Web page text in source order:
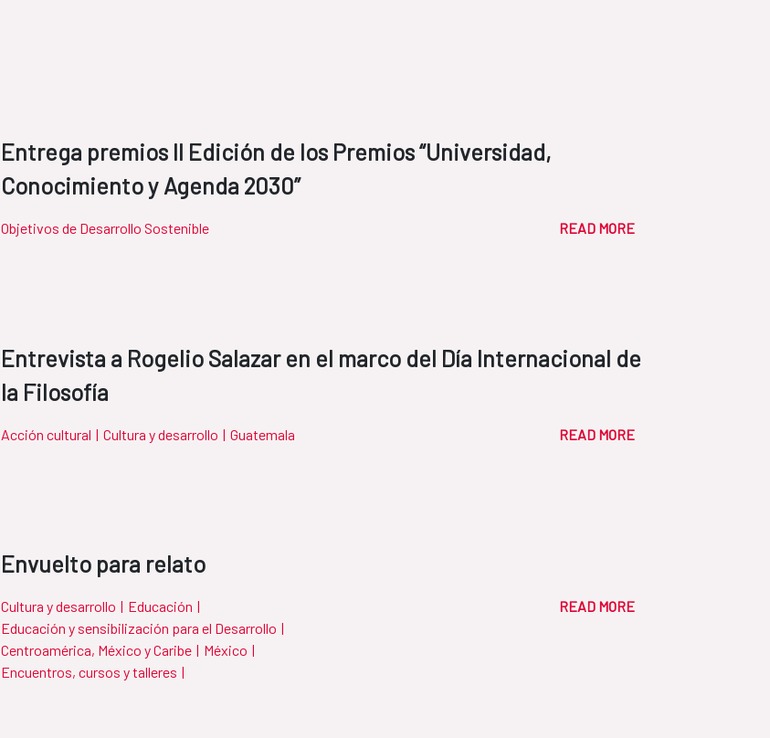
Entrega premios II Edición de los Premios “Universidad,
Conocimiento y Agenda 2030”
Objetivos de Desarrollo Sostenible READ MORE
Entrevista a Rogelio Salazar en el marco del Día Internacional de
la Filosofía
Acción cultural | Cultura y desarrollo | Guatemala READ MORE
Envuelto para relato
Cultura y desarrollo | Educación |
Educación y sensibilización para el Desarrollo |
Centroamérica, México y Caribe | México |
Encuentros, cursos y talleres |
READ MORE